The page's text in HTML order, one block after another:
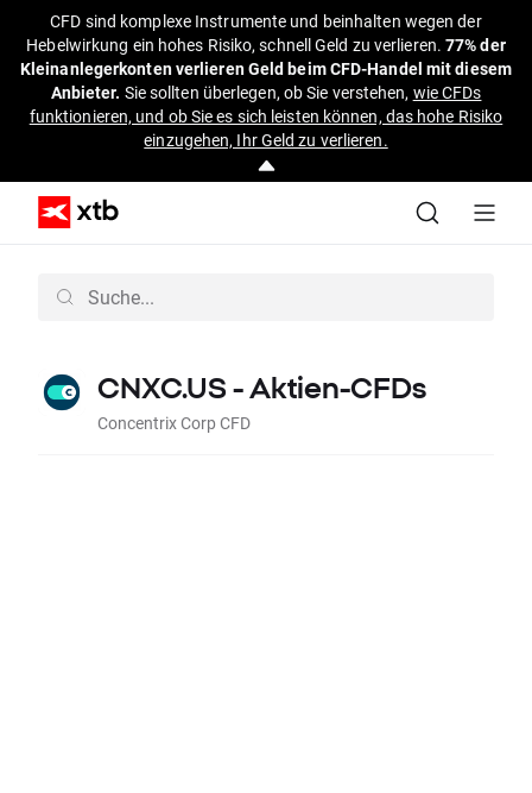
CFD sind komplexe Instrumente und beinhalten wegen der
Hebelwirkung ein hohes Risiko, schnell Geld zu verlieren.77% der
Kleinanlegerkonten verlieren Geld beim CFD-Handel mit diesem
Anbieter. Sie sollten überlegen, ob Sie verstehen, wie CFDs
funktionieren, und ob Sie es sich leisten können, das hohe Risiko
einzugehen, Ihr Geld zu verlieren.
CNXC.US - Aktien-CFDs
Concentrix Corp CFD